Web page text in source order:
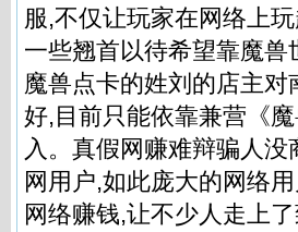
服,不仅让玩家在网络上
一些翘首以待希望靠魔
魔兽点卡的姓刘的店主
好,目前只能依靠兼营《
入。真假网赚难辩骗人
网用户,如此庞大的网络
网络赚钱,让不少人走上